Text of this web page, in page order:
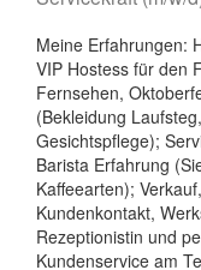
Meine Erfahrungen:
VIP Hostess für den
Fernsehen,
(Bekleidung
Gesichtspflege);
Barista Erfahrung
Kaffeearten);
Kundenkontakt,
Rezeptionistin und
Kundenservice am